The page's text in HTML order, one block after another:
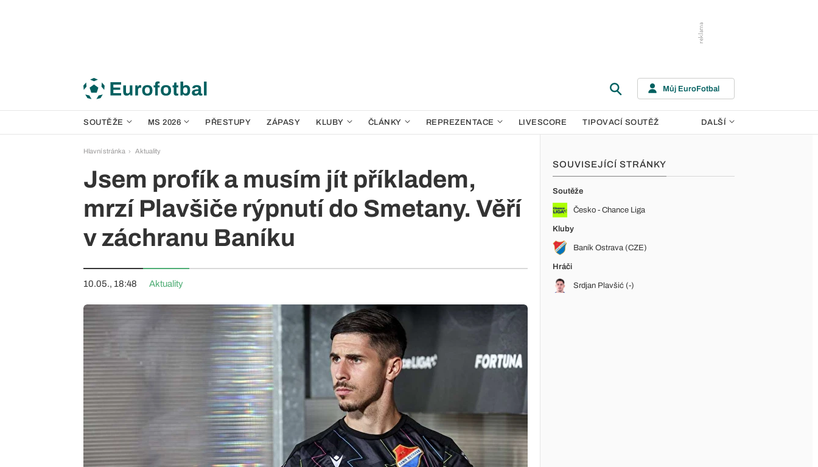
Můj EuroFotbal
SOUTĚŽE MS 2026 PŘESTUPY ZÁPASY KLUBY ČLÁNKY REPREZENTACE LIVESCORE TIPOVACÍ SOUTĚŽ DALŠÍ
Hlavní stránka Aktuality
Jsem profík a musím jít příkladem,
mrzí Plavšiče rýpnutí do Smetany. Věří
v záchranu Baníku
10.05., 18:48 Aktuality
SOUVISEJÍCÍ STRÁNKY
Soutěže
Česko - Chance Liga
Kluby
Baník Ostrava (CZE)
Hráči
Srdjan Plavšić (-)